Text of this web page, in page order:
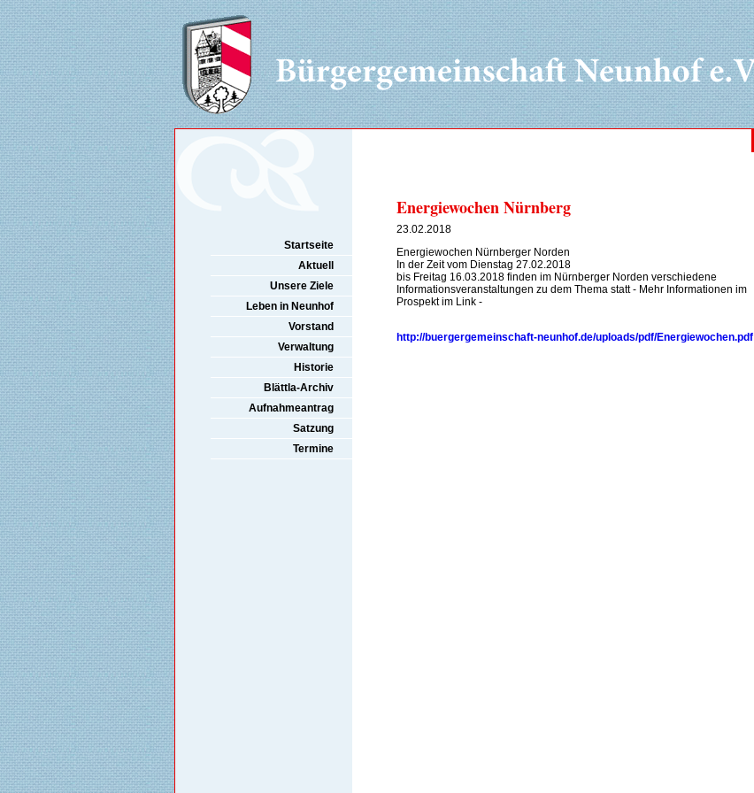
Startseite
Aktuell
Unsere Ziele
Leben in Neunhof
Vorstand
Verwaltung
Historie
Blättla-Archiv
Aufnahmeantrag
Satzung
Termine
Energiewochen Nürnberg
23.02.2018
Energiewochen Nürnberger Norden
In der Zeit vom Dienstag 27.02.2018
bis Freitag 16.03.2018 finden im Nürnberger Norden verschiedene
Informationsveranstaltungen zu dem Thema statt - Mehr Informationen im
Prospekt im Link -
http://buergergemeinschaft-neunhof.de/uploads/pdf/Energiewochen.pdf